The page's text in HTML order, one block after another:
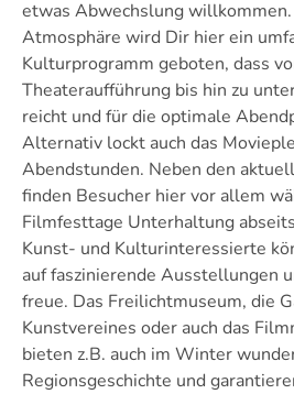
etwas Abwechslung
Atmosphäre wird Dir hier ein
Kulturprogramm geboten, dass
Theateraufführung bis hin zu
reicht und für die optimale
Alternativ lockt auch das
Abendstunden. Neben den
finden Besucher hier vor allem
Filmfesttage Unterhaltung
Kunst- und Kulturinteressierte
auf faszinierende Ausstellungen
freue. Das Freilichtmuseum, die
Kunstvereines oder auch das
bieten z.B. auch im Winter
Regionsgeschichte und